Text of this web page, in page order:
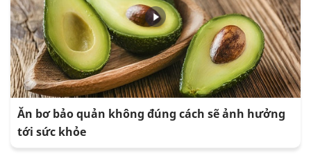
Ăn bơ bảo quản không đúng cách sẽ ảnh hưởng
tới sức khỏe